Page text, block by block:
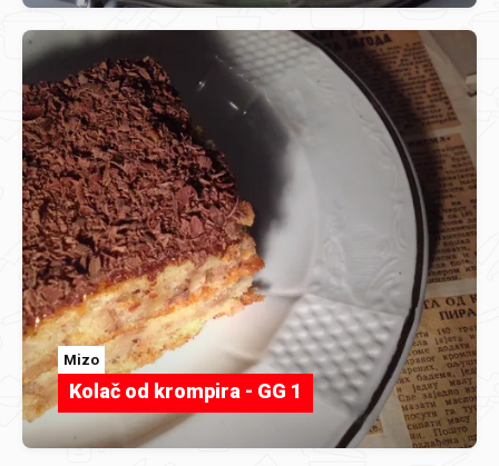
Mizo
Kolač od krompira - GG 1